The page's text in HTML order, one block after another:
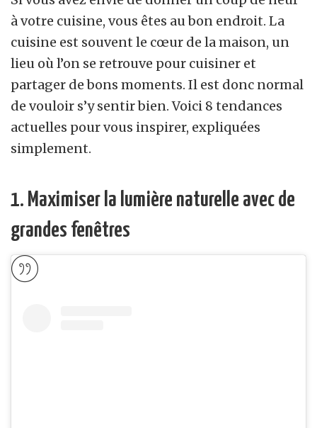
à votre cuisine, vous êtes au bon endroit. La
cuisine est souvent le cœur de la maison, un
lieu où l’on se retrouve pour cuisiner et
partager de bons moments. Il est donc normal
de vouloir s’y sentir bien. Voici 8 tendances
actuelles pour vous inspirer, expliquées
simplement.
1. Maximiser la lumière naturelle avec de
grandes fenêtres